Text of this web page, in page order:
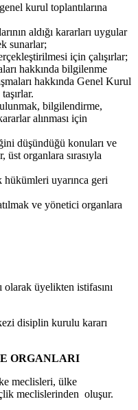
kurul toplantılarına
aldığı kararları uygular
sunarlar;
için çalışırlar;
hakkında bilgilenme
hakkında Genel Kurul
bilgilendirme,
alınması için
düşündüğü konuları ve
organlara sırasıyla
uyarınca geri
ve yönetici organlara
üyelikten istifasını
disiplin kurulu kararı
ORGANLARI
meclisleri, ülke
meclislerinden oluşur.